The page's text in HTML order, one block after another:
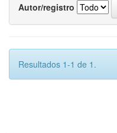
Autor/registro
Resultados 1-1 de 1.